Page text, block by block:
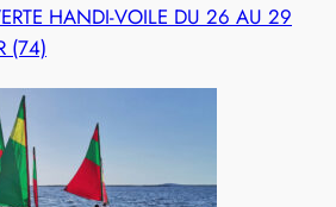
HANDI-VOILE DU 26 AU 29
(74)